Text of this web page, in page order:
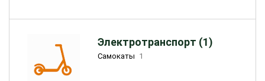
Электротранспорт (1)
Самокаты 1